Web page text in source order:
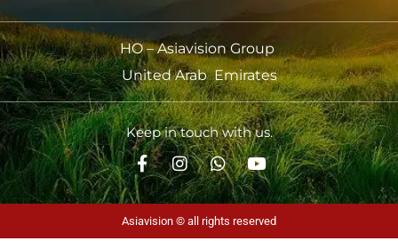
HO – Asiavision Group
United Arab Emirates
Keep in touch with us.
Asiavision © all rights reserved